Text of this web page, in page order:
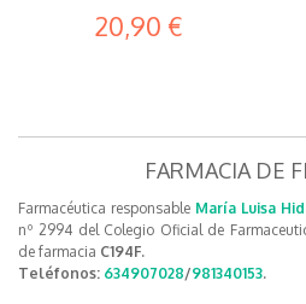
20,90 €
FARMACIA DE
Farmacéutica responsable María Luisa
nº 2994 del Colegio Oficial de
de farmacia C194F.
Teléfonos: 634907028/981340153.